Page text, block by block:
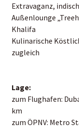
Extravaganz,
Außenlounge
Khalifa
Kulinarische
zugleich
Lage:
zum Flughafen:
km
zum ÖPNV: Metro